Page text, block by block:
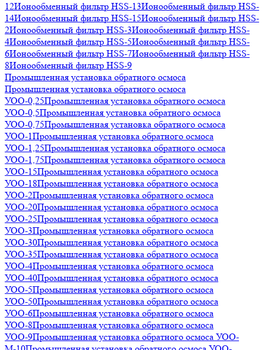
12Ионообменный фильтр HSS-13Ионообменный фильтр HSS-
14Ионообменный фильтр HSS-15Ионообменный фильтр HSS-
2Ионообменный фильтр HSS-3Ионообменный фильтр HSS-
4Ионообменный фильтр HSS-5Ионообменный фильтр HSS-
6Ионообменный фильтр HSS-7Ионообменный фильтр HSS-
8Ионообменный фильтр HSS-9
Промышленная установка обратного осмоса
Промышленная установка обратного осмоса
УОО-0,25Промышленная установка обратного осмоса
УОО-0,5Промышленная установка обратного осмоса
УОО-0,75Промышленная установка обратного осмоса
УОО-1Промышленная установка обратного осмоса
УОО-1,25Промышленная установка обратного осмоса
УОО-1,75Промышленная установка обратного осмоса
УОО-15Промышленная установка обратного осмоса
УОО-18Промышленная установка обратного осмоса
УОО-2Промышленная установка обратного осмоса
УОО-20Промышленная установка обратного осмоса
УОО-25Промышленная установка обратного осмоса
УОО-3Промышленная установка обратного осмоса
УОО-30Промышленная установка обратного осмоса
УОО-35Промышленная установка обратного осмоса
УОО-4Промышленная установка обратного осмоса
УОО-40Промышленная установка обратного осмоса
УОО-5Промышленная установка обратного осмоса
УОО-50Промышленная установка обратного осмоса
УОО-6Промышленная установка обратного осмоса
УОО-8Промышленная установка обратного осмоса
УОО-9Промышленная установка обратного осмоса УОО-